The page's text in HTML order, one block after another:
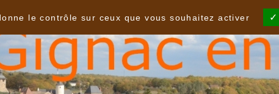
le contrôle sur ceux que vous souhaitez activer